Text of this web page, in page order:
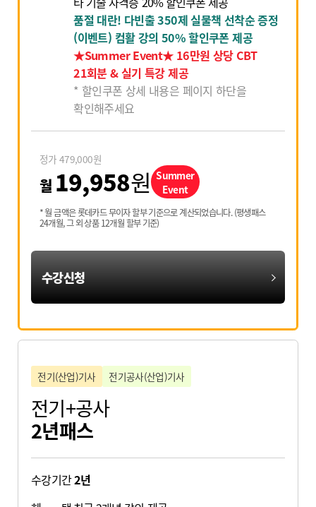
품절 대란! 다빈출 350제 실물책 선착순 증정
(이벤트) 컴활 강의 50% 할인쿠폰 제공
★Summer Event★ 16만원 상당 CBT
21회분 & 실기 특강 제공
* 할인쿠폰 상세 내용은 페이지 하단을
확인해주세요
정가 479,000원
월 19,958원 Summer
Event
* 월 금액은 롯데카드 무이자 할부 기준으로 계산되었습니다. (평생패스
24개월, 그 외 상품 12개월 할부 기준)
수강신청
전기(산업)기사 전기공사(산업)기사
전기+공사
2년패스
수강기간2년